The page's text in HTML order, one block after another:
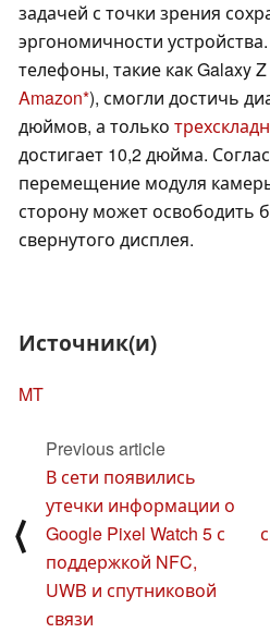
задачей с точки зрения
эргономичности
телефоны, такие как Galaxy
Amazon ), смогли достичь
дюймов, а только
достигает 10,2 дюйма.
перемещение модуля
сторону может освободить
свернутого дисплея.
Источник(и)
MT
⟨
Previous article
В сети появились
утечки информации о
Google Pixel Watch 5 с
поддержкой NFC,
UWB и спутниковой
связи